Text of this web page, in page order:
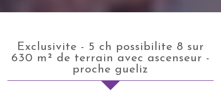
exclusivite - 5 ch possibilite 8 sur
630 m² de terrain avec ascenseur -
proche gueliz